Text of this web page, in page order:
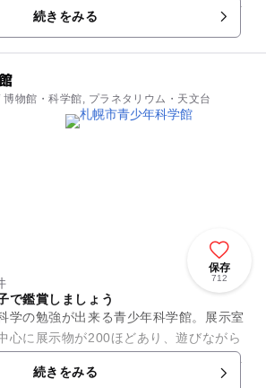
等客車...
続きをみる
物館・科学館, プラネタリウム・天文台
保存
712
で鑑賞しましょう
学の勉強が出来る青少年科学館。展示室
心に展示物が200ほどあり、遊びながら
。サイエンスショー・ロボットショーな
れて...続きをみる